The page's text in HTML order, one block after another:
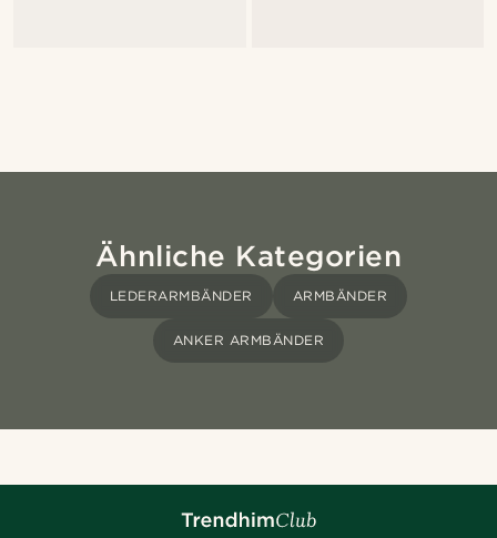
Ähnliche Kategorien
LEDERARMBÄNDER ARMBÄNDER
ANKER ARMBÄNDER